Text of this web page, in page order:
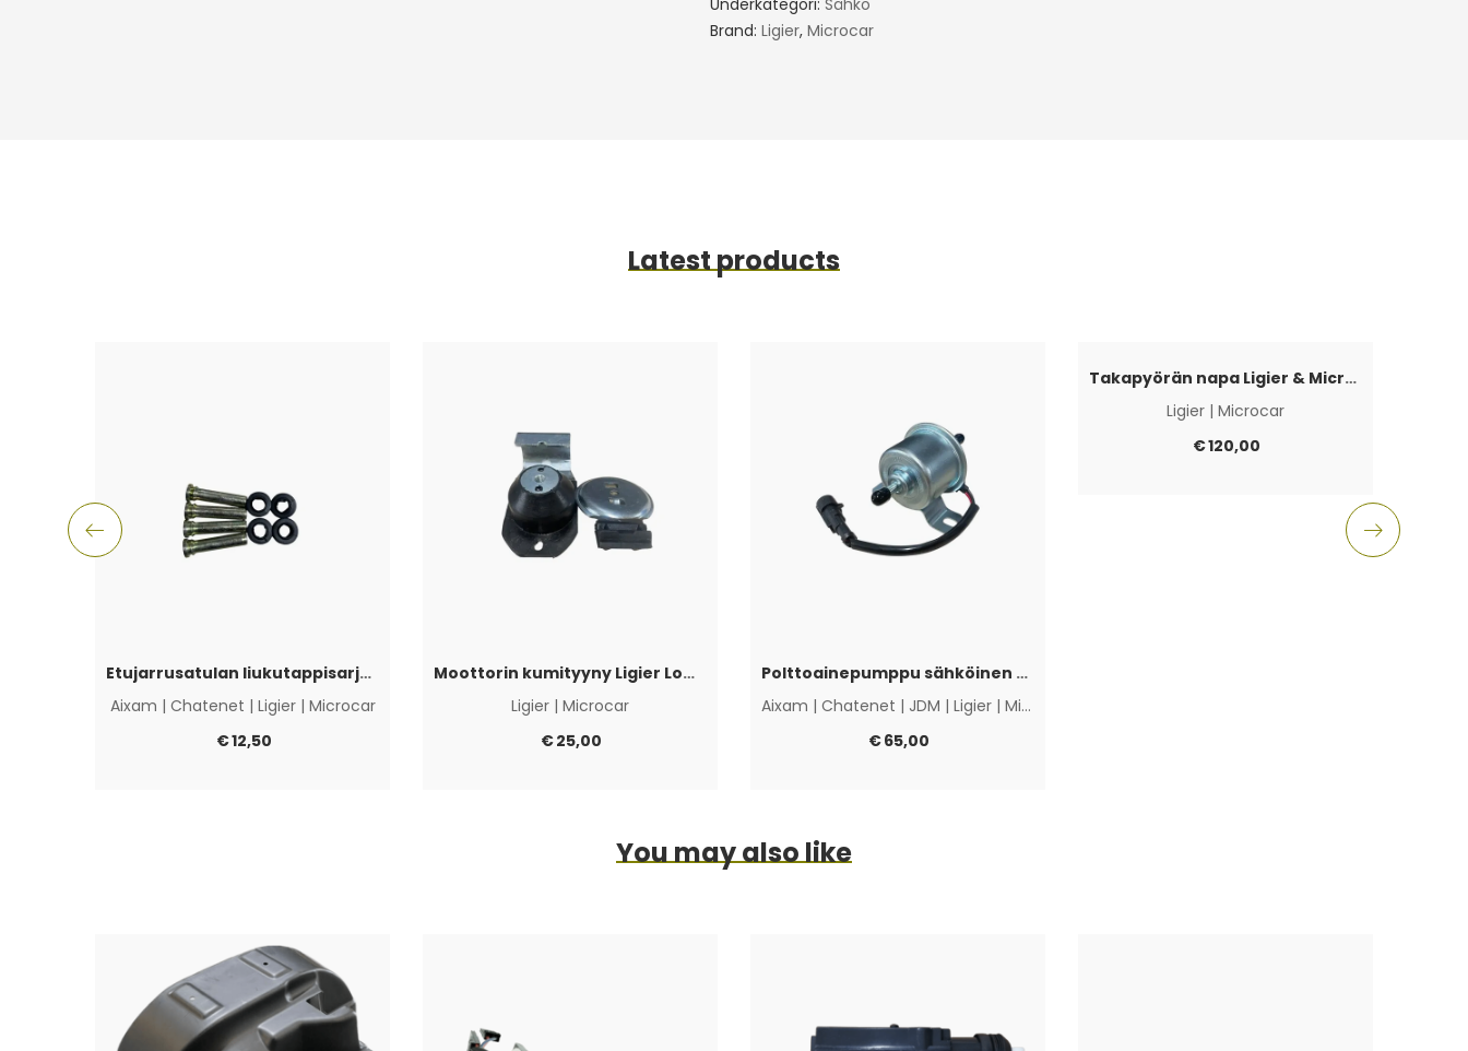
Underkategori: Sähkö
Brand: Ligier, Microcar
Latest products
Etujarrusatulan liukutappisarja Aixam, Ligier, Microcar & Chatenet
Aixam | Chatenet | Ligier| Microcar
€12,50
Moottorin kumityyny Ligier Lombardini Progress / DCI
Ligier | Microcar
€25,00
Polttoainepumppu sähköinen Lombardini Progress / DCI / FOCS
Aixam | Chatenet | JDM | Ligier | Microcar
€65,00
Takapyörän napa Ligier & Microcar 4×100
Ligier | Microcar
€120,00
You may also like